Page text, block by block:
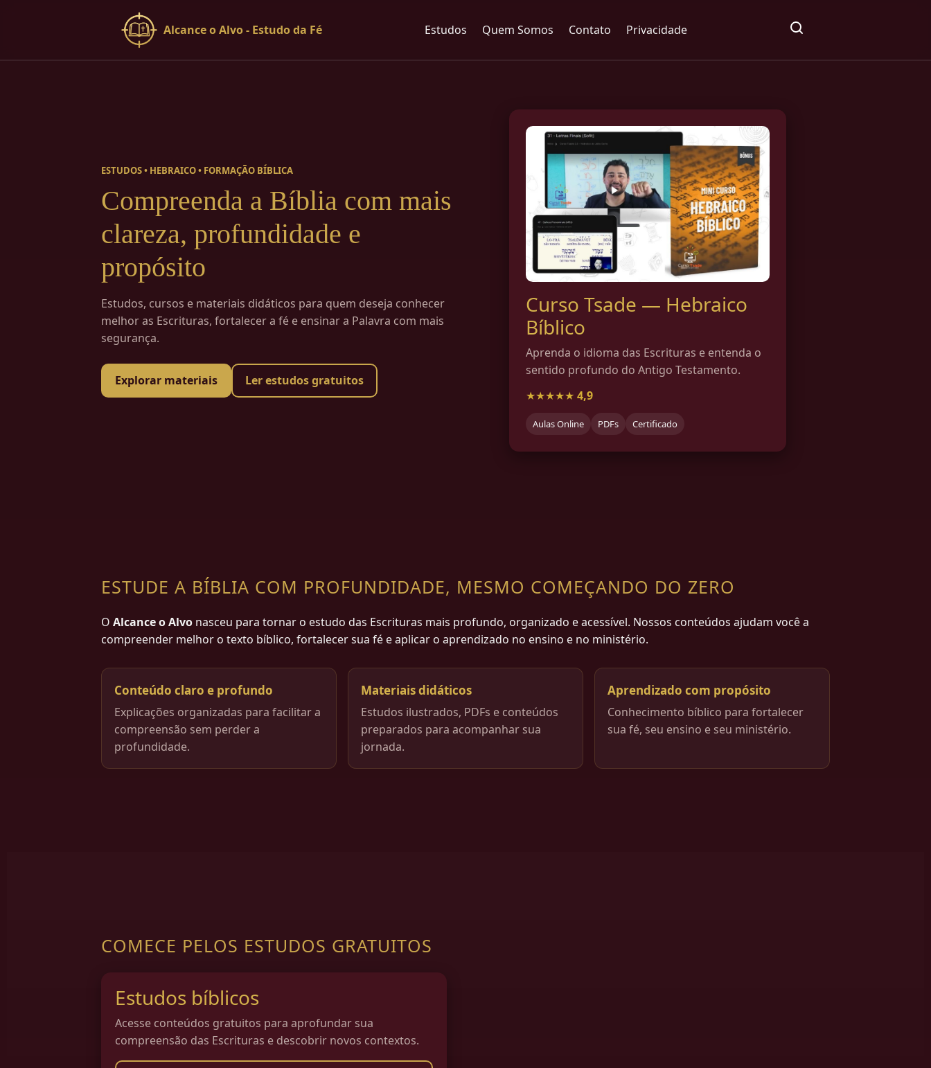
Alcance o Alvo - Estudo da Fé Estudos Quem Somos Contato Privacidade
ESTUDOS • HEBRAICO • FORMAÇÃO BÍBLICA
Compreenda a Bíblia com mais
clareza, profundidade e
propósito
Estudos, cursos e materiais didáticos para quem deseja conhecer
melhor as Escrituras, fortalecer a fé e ensinar a Palavra com mais
segurança.
Explorar materiais Ler estudos gratuitos
Curso Tsade — Hebraico
Bíblico
Aprenda o idioma das Escrituras e entenda o
sentido profundo do Antigo Testamento.
★★★★★ 4,9
Aulas Online PDFs Certificado
ESTUDE A BÍBLIA COM PROFUNDIDADE, MESMO COMEÇANDO DO ZERO
O Alcance o Alvo nasceu para tornar o estudo das Escrituras mais profundo, organizado e acessível. Nossos conteúdos ajudam você a
compreender melhor o texto bíblico, fortalecer sua fé e aplicar o aprendizado no ensino e no ministério.
Conteúdo claro e profundo
Explicações organizadas para facilitar a
compreensão sem perder a
profundidade.
Materiais didáticos
Estudos ilustrados, PDFs e conteúdos
preparados para acompanhar sua
jornada.
Aprendizado com propósito
Conhecimento bíblico para fortalecer
sua fé, seu ensino e seu ministério.
COMECE PELOS ESTUDOS GRATUITOS
Estudos bíblicos
Acesse conteúdos gratuitos para aprofundar sua
compreensão das Escrituras e descobrir novos contextos.